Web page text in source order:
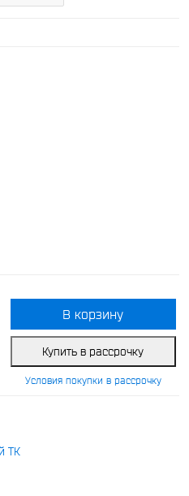
В корзину
Купить в рассрочку
Условия покупки в рассрочку
ТК